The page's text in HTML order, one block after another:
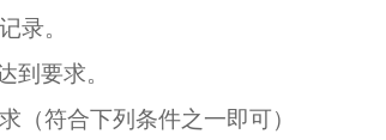
录。
到要求。
（符合下列条件之一即可）